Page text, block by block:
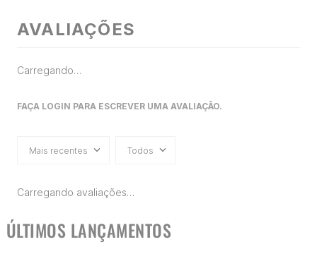
AVALIAÇÕES
Carregando…
FAÇA LOGIN PARA ESCREVER UMA AVALIAÇÃO.
Mais recentes Todos
Carregando avaliações…
ÚLTIMOS LANÇAMENTOS